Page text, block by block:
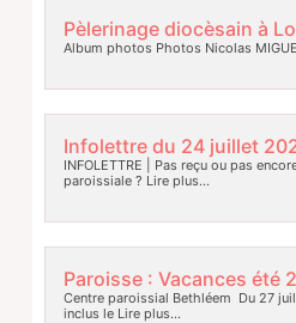
Pèlerinage diocèsain à
Album photos Photos Nicolas
Infolettre du 24 juillet
INFOLETTRE | Pas reçu ou pas
paroissiale ? Lire plus…
Paroisse : Vacances été
Centre paroissial Bethléem Du 27
inclus leLire plus…